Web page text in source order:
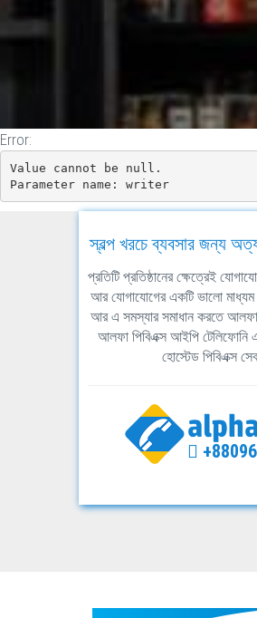
Error:
Value cannot be null.
Parameter name: writer
স্বল্প খরচে ব্যবসার জন্য
প্রতিটি প্রতিষ্ঠানের ক্ষেত্রেই
আর যোগাযোগের একটি ভালো
আর এ সমস্যার সমাধান করতে
আলফা পিবিএক্স আইপি টেলিফোনি
হোস্টেড পিবিএক্স